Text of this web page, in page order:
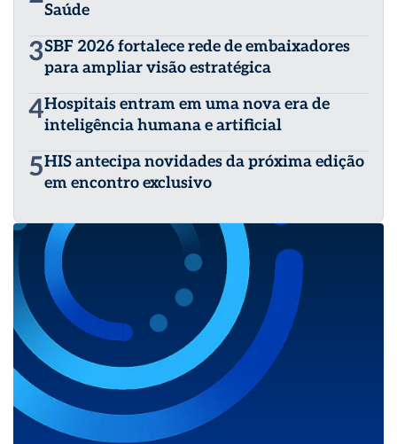
Saúde
3SBF 2026 fortalece rede de embaixadores
para ampliar visão estratégica
4Hospitais entram em uma nova era de
inteligência humana e artificial
5HIS antecipa novidades da próxima edição
em encontro exclusivo